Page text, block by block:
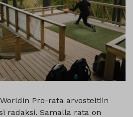
Pro-rata arvosteltiin
radaksi. Samalla rata on